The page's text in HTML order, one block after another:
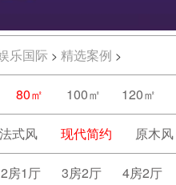
乐国际 > 精选案例 >
80㎡ 100㎡ 120㎡
法式风 现代简约 原木风
2房1厅 3房2厅 4房2厅